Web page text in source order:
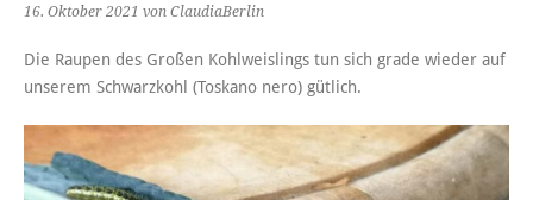
16. Oktober 2021 von ClaudiaBerlin
Die Raupen des Großen Kohlweislings tun sich grade wieder auf
unserem Schwarzkohl (Toskano nero) gütlich.